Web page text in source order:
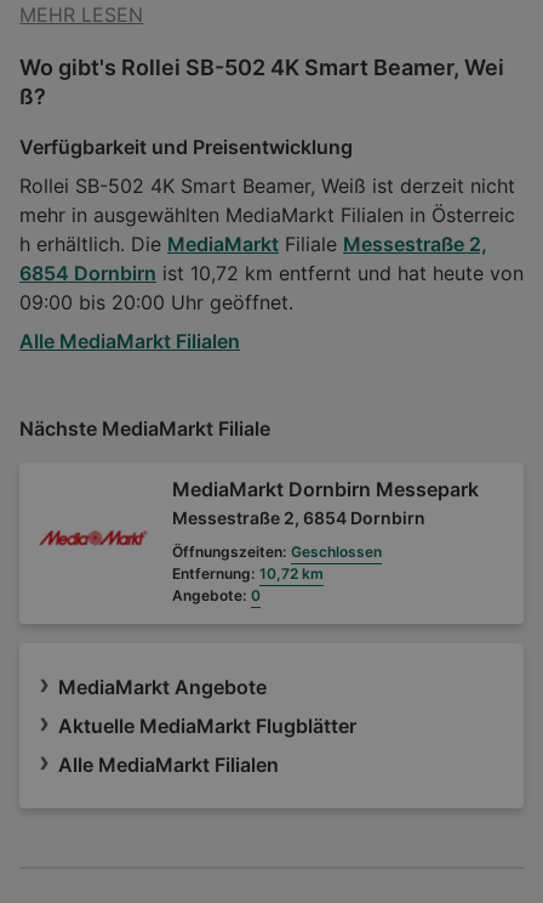
MEHR LESEN
Wo gibt's Rollei SB-502 4K Smart Beamer, Wei
ß?
Verfügbarkeit und Preisentwicklung
Rollei SB-502 4K Smart Beamer, Weiß ist derzeit nicht
mehr in ausgewählten MediaMarkt Filialen in Österreic
h erhältlich. Die MediaMarkt Filiale Messestraße 2,
6854 Dornbirn ist 10,72 km entfernt und hat heute von
09:00 bis 20:00 Uhr geöffnet.
Alle MediaMarkt Filialen
Nächste MediaMarkt Filiale
MediaMarkt Dornbirn Messepark
Messestraße 2, 6854 Dornbirn
Öffnungszeiten: Geschlossen
Entfernung: 10,72 km
Angebote: 0
MediaMarkt Angebote
Aktuelle MediaMarkt Flugblätter
Alle MediaMarkt Filialen